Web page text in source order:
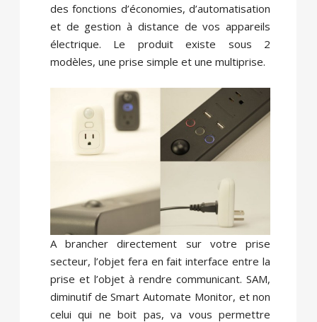
des fonctions d’économies, d’automatisation
et de gestion à distance de vos appareils
électrique. Le produit existe sous 2
modèles, une prise simple et une multiprise.
A brancher directement sur votre prise
secteur, l’objet fera en fait interface entre la
prise et l’objet à rendre communicant. SAM,
diminutif de Smart Automate Monitor, et non
celui qui ne boit pas, va vous permettre